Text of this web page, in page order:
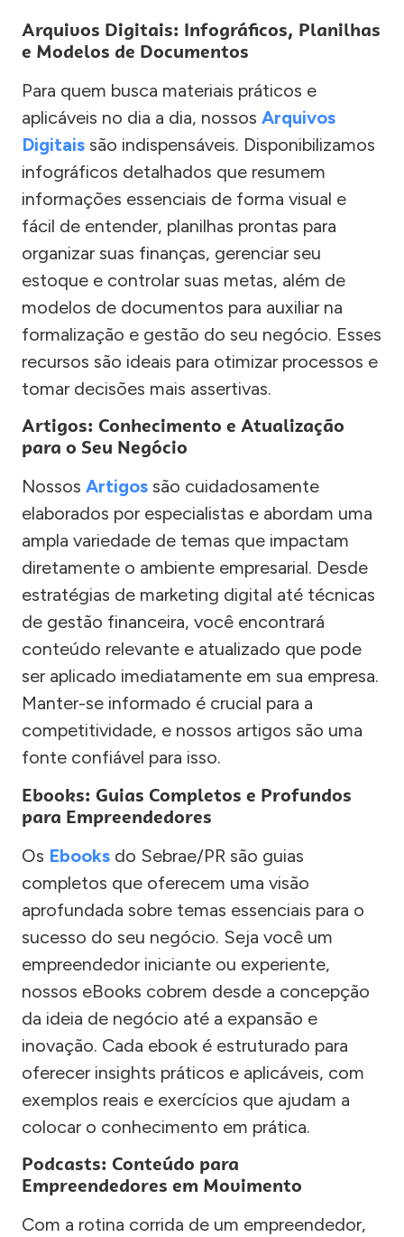
Arquivos Digitais: Infográficos, Planilhas
e Modelos de Documentos
Para quem busca materiais práticos e
aplicáveis no dia a dia, nossos Arquivos
Digitais são indispensáveis. Disponibilizamos
infográficos detalhados que resumem
informações essenciais de forma visual e
fácil de entender, planilhas prontas para
organizar suas finanças, gerenciar seu
estoque e controlar suas metas, além de
modelos de documentos para auxiliar na
formalização e gestão do seu negócio. Esses
recursos são ideais para otimizar processos e
tomar decisões mais assertivas.
Artigos: Conhecimento e Atualização
para o Seu Negócio
Nossos Artigos são cuidadosamente
elaborados por especialistas e abordam uma
ampla variedade de temas que impactam
diretamente o ambiente empresarial. Desde
estratégias de marketing digital até técnicas
de gestão financeira, você encontrará
conteúdo relevante e atualizado que pode
ser aplicado imediatamente em sua empresa.
Manter-se informado é crucial para a
competitividade, e nossos artigos são uma
fonte confiável para isso.
Ebooks: Guias Completos e Profundos
para Empreendedores
Os Ebooks do Sebrae/PR são guias
completos que oferecem uma visão
aprofundada sobre temas essenciais para o
sucesso do seu negócio. Seja você um
empreendedor iniciante ou experiente,
nossos eBooks cobrem desde a concepção
da ideia de negócio até a expansão e
inovação. Cada ebook é estruturado para
oferecer insights práticos e aplicáveis, com
exemplos reais e exercícios que ajudam a
colocar o conhecimento em prática.
Podcasts: Conteúdo para
Empreendedores em Movimento
Com a rotina corrida de um empreendedor,